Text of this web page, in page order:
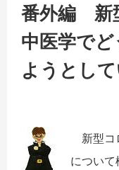
番外編 新
中医学で
ようとして
新型コ
につい